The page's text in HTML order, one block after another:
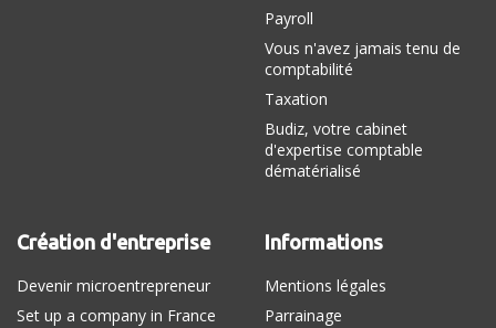
Payroll
Vous n'avez jamais tenu de
comptabilité
Taxation
Budiz, votre cabinet
d'expertise comptable
dématérialisé
Création d'entreprise
Devenir microentrepreneur
Set up a company in France
Informations
Mentions légales
Parrainage